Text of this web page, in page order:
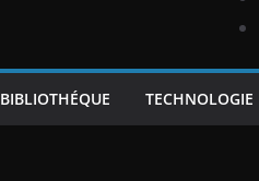
BIBLIOTHÉQUE TECHNOLOGIE